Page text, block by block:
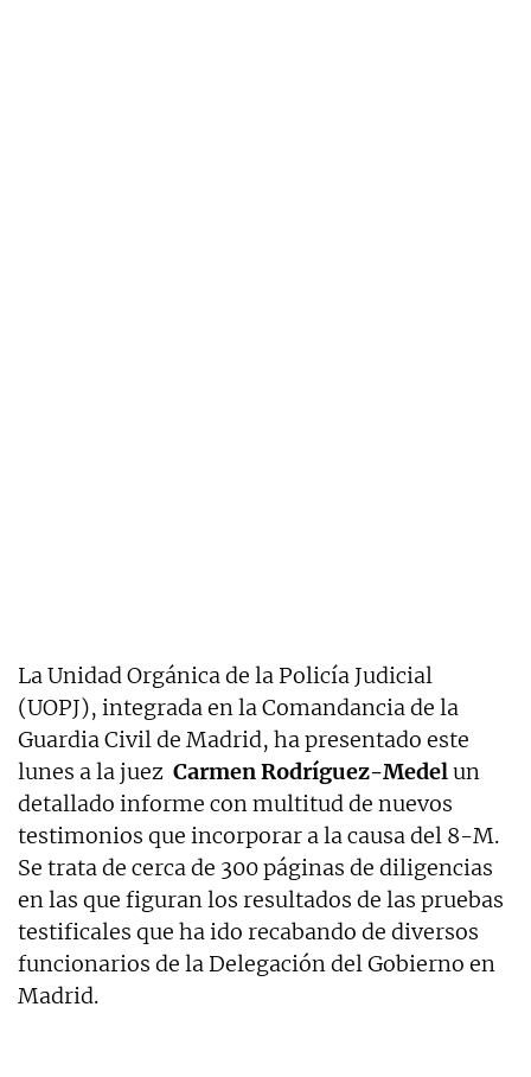
La Unidad Orgánica de la Policía Judicial
(UOPJ), integrada en la Comandancia de la
Guardia Civil de Madrid, ha presentado este
lunes a la juez Carmen Rodríguez-Medelun
detallado informe con multitud de nuevos
testimonios que incorporar a la causa del 8-M.
Se trata de cerca de 300 páginas de diligencias
en las que figuran los resultados de las pruebas
testificales que ha ido recabando de diversos
funcionarios de la Delegación del Gobierno en
Madrid.